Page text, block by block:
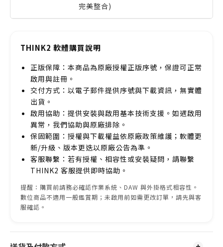
完美整合)
THINK2 軟體購買說明
正版保障：本商品為原廠授權正版序號，保證可正常
啟用與註冊。
交付方式：以電子郵件提供序號與下載資訊，無實體
出貨。
啟用協助：提供安裝與啟用基本技術支援。如遇啟用
異常，我們協助與原廠排除。
保固範圍：授權與下載權益依原廠政策維護；軟體更
新/升級、版本更迭以原廠公告為準。
客服聯繫：若有授權、相容性或安裝疑問，請聯繫
THINK2 客服提供即時協助。
提醒：購買前請務必確認作業系統、DAW 與外掛格式相容性。
數位商品不適用一般鑑賞期；未啟用前如需更改訂單，請先與客
服確認。